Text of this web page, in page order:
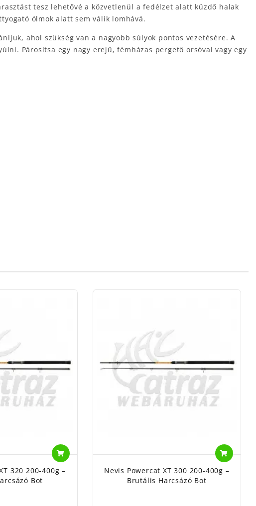
tesz lehetővé a közvetlenül a fedélzet alatt küzdő halak
ólmok alatt sem válik lomhává.
ahol szükség van a nagyobb súlyok pontos vezetésére. A
Párosítsa egy nagy erejű, fémházas pergető orsóval vagy egy
320 200-400g –
Bot
Nevis Powercat XT 300 200-400g –
Brutális Harcsázó Bot